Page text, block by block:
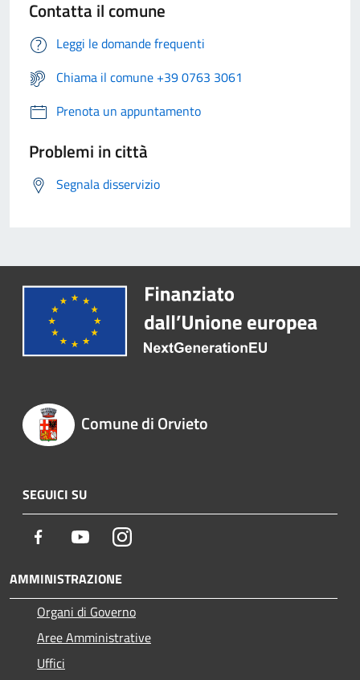
Contatta il comune
Leggi le domande frequenti
Chiama il comune +39 0763 3061
Prenota un appuntamento
Problemi in città
Segnala disservizio
Comune di Orvieto
SEGUICI SU
Facebook YoutubeInstagram
AMMINISTRAZIONE
Organi di Governo
Aree Amministrative
Uffici